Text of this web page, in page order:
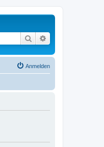
Suche
Anmelden